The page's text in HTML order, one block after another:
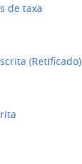
de taxa
(Retificado)